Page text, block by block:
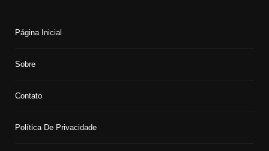
Página Inicial
Sobre
Contato
Política De Privacidade